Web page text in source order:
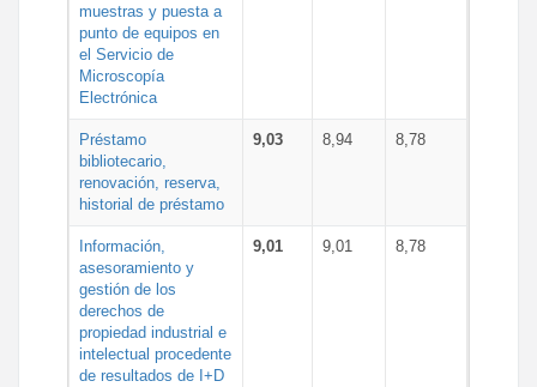
muestras y puesta a
punto de equipos en
el Servicio de
Microscopía
Electrónica
Préstamo
bibliotecario,
renovación, reserva,
historial de préstamo
9,03 8,94 8,78
Información,
asesoramiento y
gestión de los
derechos de
propiedad industrial e
intelectual procedente
de resultados de I+D
9,01 9,01 8,78